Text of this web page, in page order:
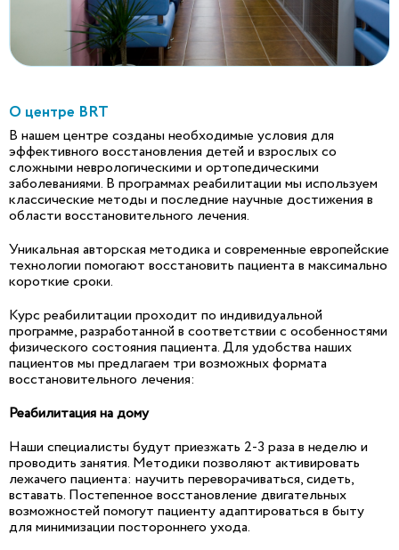
О центре BRT
В нашем центре созданы необходимые условия для
эффективного восстановления детей и взрослых со
сложными неврологическими и ортопедическими
заболеваниями. В программах реабилитации мы используем
классические методы и последние научные достижения в
области восстановительного лечения.
Уникальная авторская методика и современные европейские
технологии помогают восстановить пациента в максимально
короткие сроки.
Курс реабилитации проходит по индивидуальной
программе, разработанной в соответствии с особенностями
физического состояния пациента. Для удобства наших
пациентов мы предлагаем три возможных формата
восстановительного лечения:
Реабилитация на дому
Наши специалисты будут приезжать 2-3 раза в неделю и
проводить занятия. Методики позволяют активировать
лежачего пациента: научить переворачиваться, сидеть,
вставать. Постепенное восстановление двигательных
возможностей помогут пациенту адаптироваться в быту
для минимизации постороннего ухода.